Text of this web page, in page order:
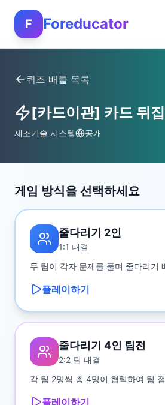
F Foreducator
퀴즈 배틀 목록
[카드이관] 카드 뒤집
제조기술 시스템 공개
게임 방식을 선택하세요
줄다리기 2인
1:1 대결
두 팀이 각자 문제를 풀며 줄다리기
플레이하기
줄다리기 4인 팀전
2:2 팀 대결
각 팀 2명씩 총 4명이 협력하여 팀
플레이하기